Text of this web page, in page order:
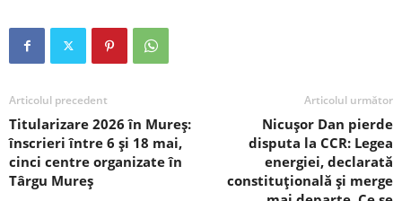
Articolul precedent
Titularizare 2026 în Mureș:
înscrieri între 6 și 18 mai,
cinci centre organizate în
Târgu Mureș
Articolul următor
Nicușor Dan pierde
disputa la CCR: Legea
energiei, declarată
constituțională și merge